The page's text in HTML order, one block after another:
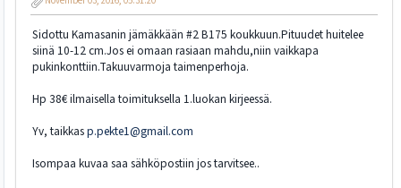
Sidottu Kamasanin jämäkkään #2 B175 koukkuun.Pituudet huitelee
siinä 10-12 cm.Jos ei omaan rasiaan mahdu,niin vaikkapa
pukinkonttiin.Takuuvarmoja taimenperhoja.
Hp 38€ ilmaisella toimituksella 1.luokan kirjeessä.
Yv, taikkasp.pekte1@gmail.com
Isompaa kuvaa saa sähköpostiin jos tarvitsee..